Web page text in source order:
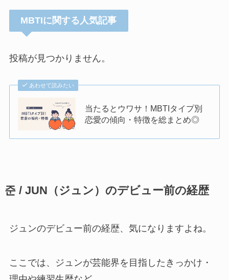
MBTIに関する人気記事
投稿が見つかりません。
あわせて読みたい
当たるとウワサ！MBTIタイプ別
恋愛の傾向・特徴を総まとめ◎
준 / JUN（ジュン）のデビュー前の経歴
ジュンのデビュー前の経歴、気になりますよね。
ここでは、ジュンが芸能界を目指したきっかけ・